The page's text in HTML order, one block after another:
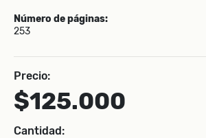
Número de páginas:
253
Precio:
$125.000
Cantidad: